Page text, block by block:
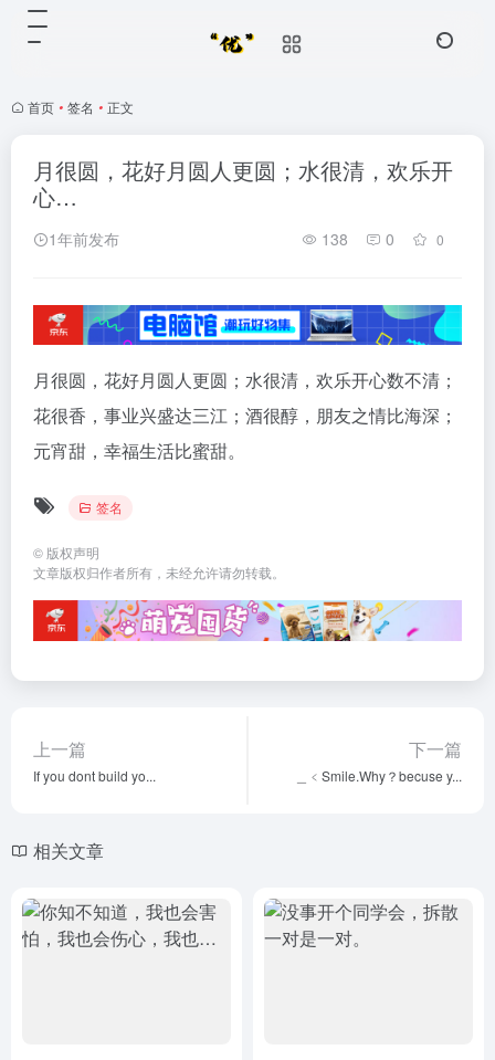
首页 • 签名 • 正文
月很圆，花好月圆人更圆；水很清，欢乐开
心…
1年前发布 138 0 0
月很圆，花好月圆人更圆；水很清，欢乐开心数不清；
花很香，事业兴盛达三江；酒很醇，朋友之情比海深；
元宵甜，幸福生活比蜜甜。
签名
© 版权声明
文章版权归作者所有，未经允许请勿转载。
上一篇
If you dont build yo...
下一篇
＿﹤Smile.Why？becuse y...
相关文章